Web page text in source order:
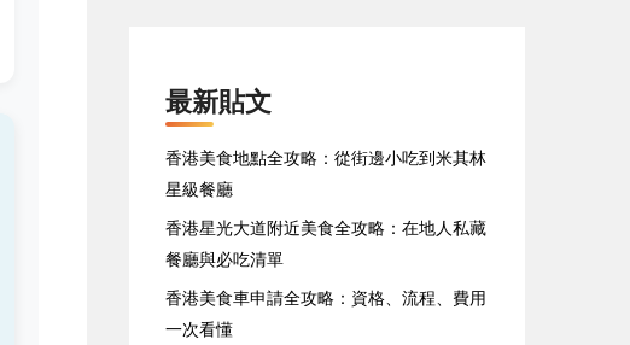
最新貼文
香港美食地點全攻略：從街邊小吃到米其林
星級餐廳
香港星光大道附近美食全攻略：在地人私藏
餐廳與必吃清單
香港美食車申請全攻略：資格、流程、費用
一次看懂